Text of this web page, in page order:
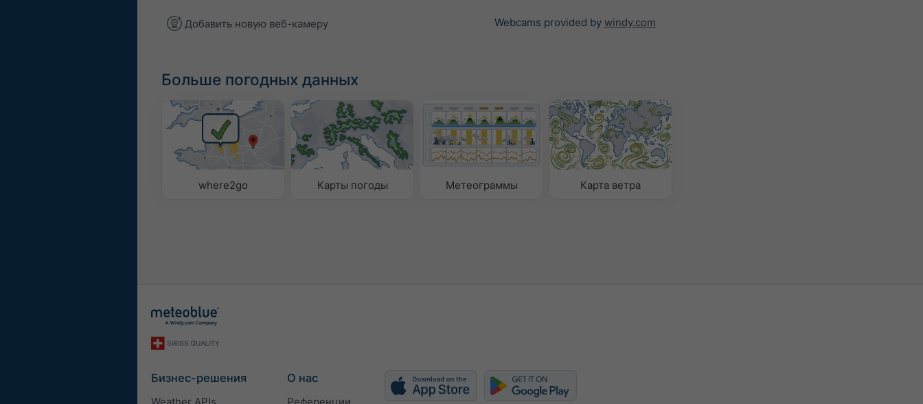
Добавить новую веб-камеру Webcams provided by windy.com
Больше погодных данных
where2go Карты погоды Метеограммы Карта ветра
Бизнес-решения О нас